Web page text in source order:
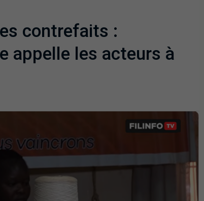
contrefaits :
appelle les acteurs à